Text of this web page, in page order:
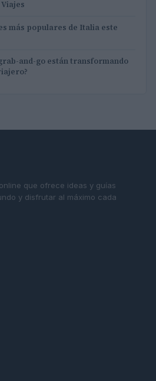
más populares de Italia este
and-go están transformando
que ofrece ideas y guías
y disfrutar al máximo cada